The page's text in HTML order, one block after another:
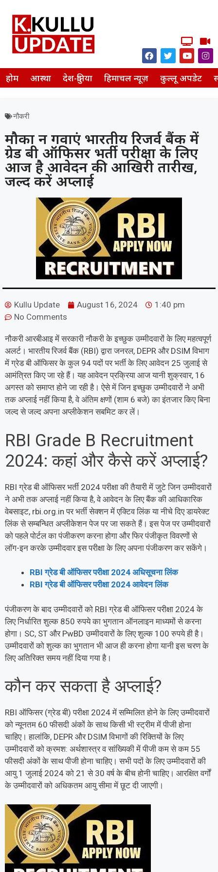
होम आस्था देश-दुनिया हिमाचल न्यूज़ कुल्लू अपडेट
नौकरी
मौका न गवाएं भारतीय रिजर्व बैंक में
ग्रेड बी ऑफिसर भर्ती परीक्षा के लिए
आज है आवेदन की आखिरी तारीख,
जल्द करें अप्लाई
Kullu Update August 16, 2024
1:40 pm
No Comments
नौकरी आरबीआइ में सरकारी नौकरी के इच्छुक उम्मीदवारों के लिए महत्वपूर्ण
अलर्ट। भारतीय रिजर्व बैंक (RBI) द्वारा जनरल, DEPR और DSIM विभाग
में ग्रेड बी ऑफिसर के कुल 94 पदों पर भर्ती के लिए आवेदन 25 जुलाई से
आमंत्रित किए जा रहे हैं। यह आवेदन प्रक्रिया आज यानी शुक्रवार, 16
अगस्त को समाप्त होने जा रही है। ऐसे में जिन इच्छुक उम्मीदवारों ने अभी
तक अप्लाई नहीं किया है, वे अंतिम क्षणों (शाम 6 बजे) का इंतजार किए बिना
जल्द से जल्द अपना अप्लीकेशन सबमिट कर लें।
RBI Grade B Recruitment
2024: कहां और कैसे करें अप्लाई?
RBI ग्रेड बी ऑफिसर भर्ती 2024 परीक्षा की तैयारी में जुटे जिन उम्मीदवारों
ने अभी तक अप्लाई नहीं किया है, वे आवेदन के लिए बैंक की आधिकारिक
वेबसाइट, rbi.org.in पर भर्ती सेक्शन में एक्टिव लिंक या नीचे दिए डायरेक्ट
लिंक से सम्बन्धित अप्लीकेशन पेज पर जा सकते हैं। इस पेज पर उम्मीदवारों
को पहले पोर्टल का पंजीकरण करना होगा और फिर पंजीकृत विवरणों से
लॉग-इन करके उम्मीदवार इस परीक्षा के लिए अपना पंजीकरण कर सकेंगे।
RBI ग्रेड बी ऑफिसर परीक्षा 2024 अधिसूचना लिंक
RBI ग्रेड बी ऑफिसर परीक्षा 2024 आवेदन लिंक
पंजीकरण के बाद उम्मीदवारों को RBI ग्रेड बी ऑफिसर परीक्षा 2024 के
लिए निर्धारित शुल्क 850 रुपये का भुगतान ऑनलाइन माध्यमों से करना
होगा। SC, ST और PwBD उम्मीदवारों के लिए शुल्क 100 रुपये ही है।
उम्मीदवारों को शुल्क का भुगतान भी आज ही करना होगा यानी इस चरण के
लिए अतिरिक्त समय नहीं दिया गया है।
कौन कर सकता है अप्लाई?
RBI ऑफिसर (ग्रेड बी) परीक्षा 2024 में सम्मिलित होने के लिए उम्मीदवारों
को न्यूनतम 60 फीसदी अंकों के साथ किसी भी स्ट्रीम में पीजी होना
चाहिए। हालांकि, DEPR और DSIM विभागों की रिक्तियों के लिए
उम्मीदवारों को क्रमश: अर्थशास्त्र व सांख्यिकी में पीजी कम से कम 55
फीसदी अंकों के साथ पीजी होना चाहिए। सभी पदों के लिए उम्मीदवारों की
आयु 1 जुलाई 2024 को 21 से 30 वर्ष के बीच होनी चाहिए। आरक्षित वर्गों
के उम्मीदवारों को अधिकतम आयु सीमा में छूट दी जाएगी।